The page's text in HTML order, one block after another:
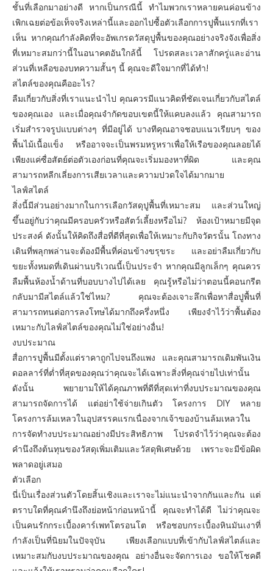
ชั้นที่เลือกมาอย่างดี หากเป็นกรณีนี้ ทำไมพวกเราหลายคนค่อนข้าง
เพิกเฉยต่อข้อเท็จจริงเหล่านี้และออกไปซื้อตัวเลือกการปูพื้นแรกที่เรา
เห็น หากคุณกำลังคิดที่จะอัพเกรดวัสดุปูพื้นของคุณอย่างจริงจังเพื่อสิ่ง
ที่เหมาะสมกว่านี้ในอนาคตอันใกล้นี้ โปรดสละเวลาสักครู่และอ่าน
ส่วนที่เหลือของบทความสั้นๆ นี้ คุณจะดีใจมากที่ได้ทำ!
สไตล์ของคุณคืออะไร?
ลืมเกี่ยวกับสิ่งที่เราแนะนำไป คุณควรมีแนวคิดที่ชัดเจนเกี่ยวกับสไตล์
ของคุณเอง และเมื่อคุณจำกัดขอบเขตนี้ให้แคบลงแล้ว คุณสามารถ
เริ่มสำรวจรูปแบบต่างๆ ที่มีอยู่ได้ บางทีคุณอาจชอบแนวเรียบๆ ของ
พื้นไม้เนื้อแข็ง หรืออาจจะเป็นพรมหรูหราเพื่อให้เรือของคุณลอยได้
เพียงแค่ซื่อสัตย์ต่อตัวเองก่อนที่คุณจะเริ่มมองหาที่ผิด และคุณ
สามารถหลีกเลี่ยงการเสียเวลาและความปวดใจได้มากมาย
ไลฟ์สไตล์
สิ่งนี้มีส่วนอย่างมากในการเลือกวัสดุปูพื้นที่เหมาะสม และส่วนใหญ่
ขึ้นอยู่กับว่าคุณมีครอบครัวหรือสัตว์เลี้ยงหรือไม่? ห้องเป้าหมายมีจุด
ประสงค์ ดังนั้นให้คิดถึงสื่อที่ดีที่สุดเพื่อให้เหมาะกับกิจวัตรนั้น โถงทาง
เดินที่พลุกพล่านจะต้องมีพื้นที่ค่อนข้างขรุขระ และอย่าลืมเกี่ยวกับ
ขยะทั้งหมดที่เดินผ่านบริเวณนี้เป็นประจำ หากคุณมีลูกเล็กๆ คุณควร
ลืมพื้นห้องน้ำด้านที่บอบบางไปได้เลย คุณรู้หรือไม่ว่าตอนนี้คอนกรีต
กลับมามีสไตล์แล้วใช่ไหม? คุณจะต้องเจาะลึกเพื่อหาสื่อปูพื้นที่
สามารถทนต่อการลงโทษได้มากถึงครึ่งหนึ่ง เพียงจำไว้ว่าพื้นต้อง
เหมาะกับไลฟ์สไตล์ของคุณไม่ใช่อย่างอื่น!
งบประมาณ
สื่อการปูพื้นมีตั้งแต่ราคาถูกไปจนถึงแพง และคุณสามารถเดิมพันเงิน
ดอลลาร์ที่ต่ำที่สุดของคุณว่าคุณจะได้เฉพาะสิ่งที่คุณจ่ายไปเท่านั้น
ดังนั้น พยายามให้ได้คุณภาพที่ดีที่สุดเท่าที่งบประมาณของคุณ
สามารถจัดการได้ แต่อย่าใช้จ่ายเกินตัว โครงการ DIY หลาย
โครงการล้มเหลวในอุปสรรคแรกเนื่องจากเจ้าของบ้านล้มเหลวใน
การจัดทำงบประมาณอย่างมีประสิทธิภาพ โปรดจำไว้ว่าคุณจะต้อง
คำนึงถึงต้นทุนของวัสดุเพิ่มเติมและวัสดุพิเศษด้วย เพราะจะมีข้อผิด
พลาดอยู่เสมอ
ตัวเลือก
นี่เป็นเรื่องส่วนตัวโดยสิ้นเชิงและเราจะไม่แนะนำจากกันและกัน แต่
ตราบใดที่คุณคำนึงถึงย่อหน้าก่อนหน้านี้ คุณจะทำได้ดี ไม่ว่าคุณจะ
เป็นคนรักกระเบื้องคาร์เพทโตรอนโต หรือชอบกระเบื้องหินมันเงาที่
กำลังเป็นที่นิยมในปัจจุบัน เพียงเลือกแบบที่เข้ากับไลฟ์สไตล์และ
เหมาะสมกับงบประมาณของคุณ อย่างอื่นจะจัดการเอง ขอให้โชคดี